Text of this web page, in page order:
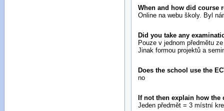
When and how did course
Online na webu školy. Byl
Did you take any
Pouze v jednom předmětu
Jinak formou projektů a
Does the school use the
no
If not then explain how the
Jeden předmět = 3 místní